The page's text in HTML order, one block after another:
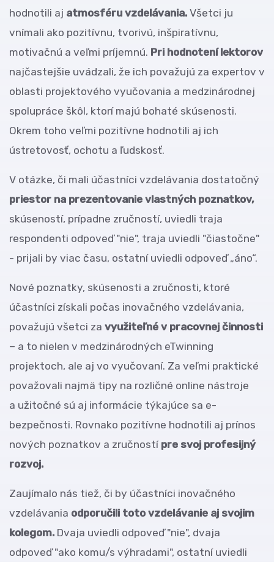
hodnotili aj atmosféru vzdelávania. Všetci ju
vnímali ako pozitívnu, tvorivú, inšpiratívnu,
motivačnú a veľmi príjemnú. Pri hodnotení lektorov
najčastejšie uvádzali, že ich považujú za expertov v
oblasti projektového vyučovania a medzinárodnej
spolupráce škôl, ktorí majú bohaté skúsenosti.
Okrem toho veľmi pozitívne hodnotili aj ich
ústretovosť, ochotu a ľudskosť.
V otázke, či mali účastníci vzdelávania dostatočný
priestor na prezentovanie vlastných poznatkov,
skúseností, prípadne zručností, uviedli traja
respondenti odpoveď "nie", traja uviedli "čiastočne"
- prijali by viac času, ostatní uviedli odpoveď „áno“.
Nové poznatky, skúsenosti a zručnosti, ktoré
účastníci získali počas inovačného vzdelávania,
považujú všetci za využiteľné v pracovnej činnosti
– a to nielen v medzinárodných eTwinning
projektoch, ale aj vo vyučovaní. Za veľmi praktické
považovali najmä tipy na rozličné online nástroje
a užitočné sú aj informácie týkajúce sa e-
bezpečnosti. Rovnako pozitívne hodnotili aj prínos
nových poznatkov a zručností pre svoj profesijný
rozvoj.
Zaujímalo nás tiež, či by účastníci inovačného
vzdelávania odporučili toto vzdelávanie aj svojim
kolegom. Dvaja uviedli odpoveď "nie", dvaja
odpoveď "ako komu/s výhradami", ostatní uviedli